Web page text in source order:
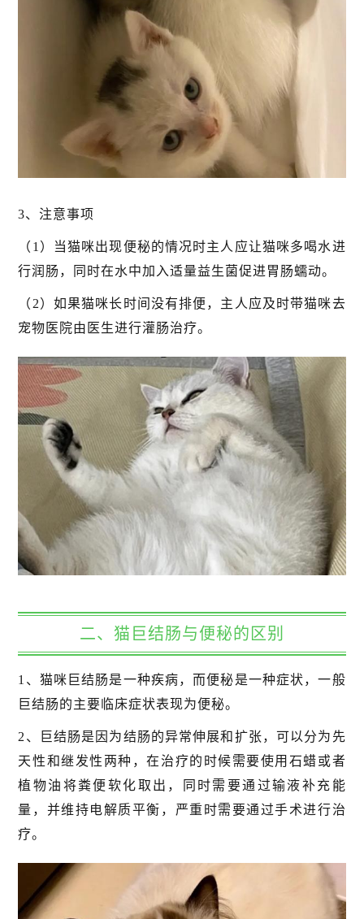
3、注意事项
（1）当猫咪出现便秘的情况时主人应让猫咪多喝水进
行润肠，同时在水中加入适量益生菌促进胃肠蠕动。
（2）如果猫咪长时间没有排便，主人应及时带猫咪去
宠物医院由医生进行灌肠治疗。
二、猫巨结肠与便秘的区别
1、猫咪巨结肠是一种疾病，而便秘是一种症状，一般
巨结肠的主要临床症状表现为便秘。
2、巨结肠是因为结肠的异常伸展和扩张，可以分为先
天性和继发性两种，在治疗的时候需要使用石蜡或者
植物油将粪便软化取出，同时需要通过输液补充能
量，并维持电解质平衡，严重时需要通过手术进行治
疗。